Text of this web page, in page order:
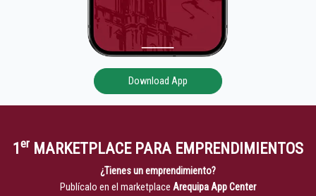
Download App
1er MARKETPLACE PARA EMPRENDIMIENTOS
¿Tienes un emprendimiento?
Publícalo en el marketplace Arequipa App Center